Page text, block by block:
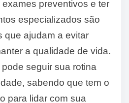
preventivos e ter
especializados são
que ajudam a evitar
a qualidade de vida.
seguir sua rotina
sabendo que tem o
para lidar com sua